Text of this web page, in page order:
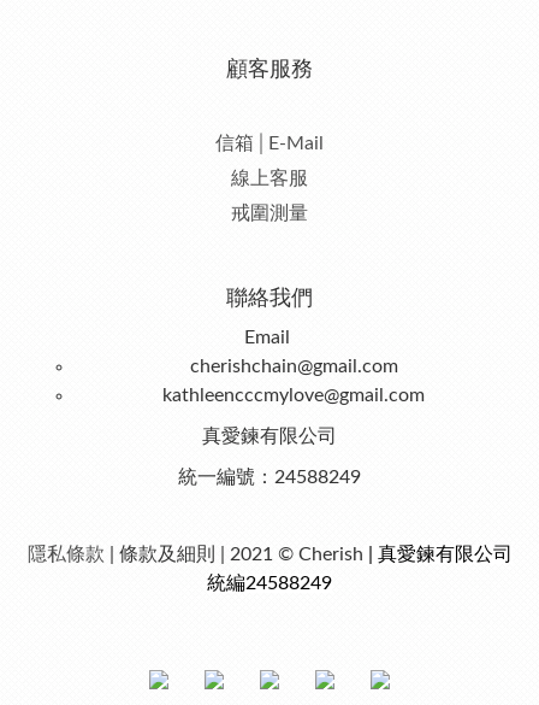
顧客服務
信箱│E-Mail
線上客服
戒圍測量
聯絡我們
Email
cherishchain@gmail.com
kathleencccmylove@gmail.com
真愛鍊有限公司
統一編號：24588249
隱私條款 | 條款及細則 | 2021 © Cherish | 真愛鍊有限公司
統編24588249